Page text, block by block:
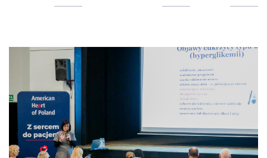
Nas
Galeria
Kontakt